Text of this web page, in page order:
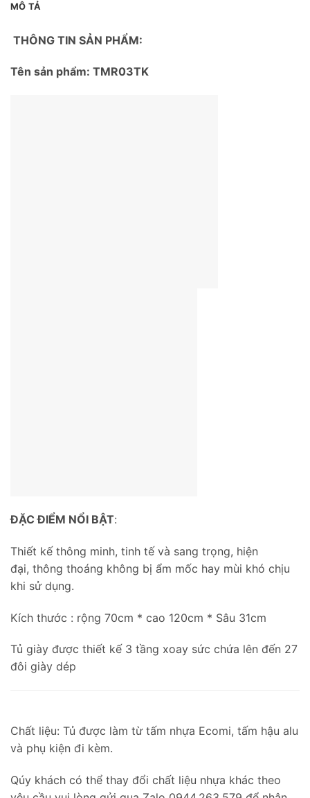
MÔ TẢ
THÔNG TIN SẢN PHẨM:
Tên sản phẩm: TMR03TK
ĐẶC ĐIỂM NỔI BẬT:
Thiết kế thông minh, tinh tế và sang trọng, hiện
đại, thông thoáng không bị ẩm mốc hay mùi khó chịu
khi sử dụng.
Kích thước : rộng 70cm * cao 120cm * Sâu 31cm
Tủ giày được thiết kế 3 tầng xoay sức chứa lên đến 27
đôi giày dép
Chất liệu: Tủ được làm từ tấm nhựa Ecomi, tấm hậu alu
và phụ kiện đi kèm.
Qúy khách có thể thay đổi chất liệu nhựa khác theo